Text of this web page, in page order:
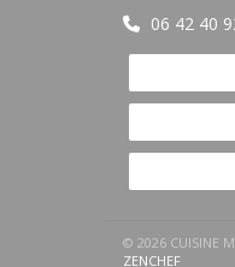
06 42 40
© 2026 CUISINE
ZENCHEF((APRE